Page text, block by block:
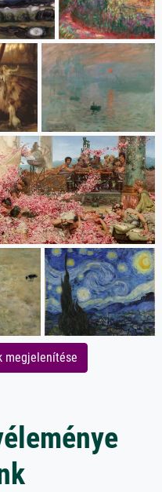
megjelenítése